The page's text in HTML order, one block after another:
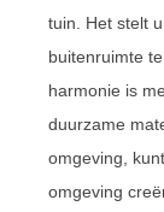
tuin. Het stelt
buitenruimte
harmonie is
duurzame
omgeving,
omgeving